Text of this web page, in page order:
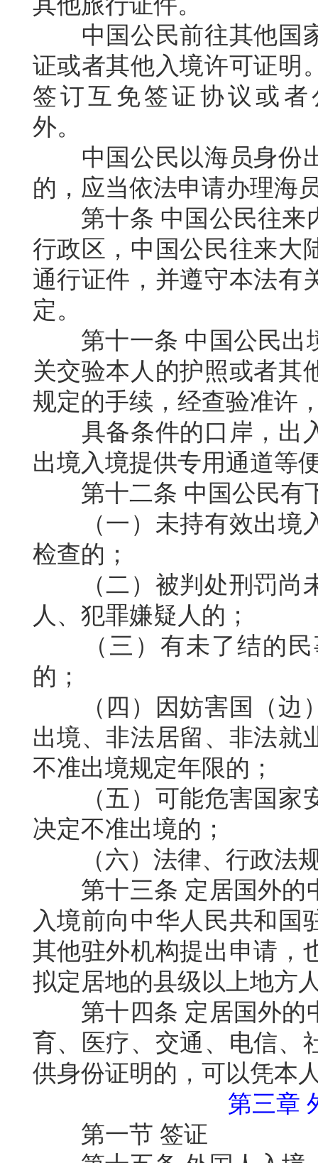
中国公民前往其他国
证或者其他入境许可证明
签订互免签证协议或
外。
中国公民以海员身份
的，应当依法申请办理海
第十条 中国公民往来
行政区，中国公民往来大
通行证件，并遵守本法有
定。
第十一条 中国公民出
关交验本人的护照或者其
规定的手续，经查验准许
具备条件的口岸，出
出境入境提供专用通道等
第十二条 中国公民有
（一）未持有效出
检查的；
（二）被判处刑罚
人、犯罪嫌疑人的；
（三）有未了结的
的；
（四）因妨害国（
出境、非法居留、非法就
不准出境规定年限的；
（五）可能危害国
决定不准出境的；
（六）法律、行政法
第十三条 定居国外的
入境前向中华人民共和国
其他驻外机构提出申请，
拟定居地的县级以上地方
第十四条 定居国外的
育、医疗、交通、电信、
供身份证明的，可以凭本
第三章
第一节 签证